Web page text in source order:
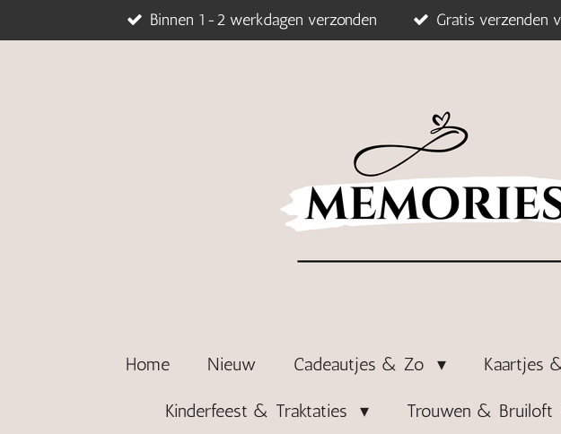
direct
Binnen 1-2 werkdagen verzonden Gratis verzenden
Home Nieuw Cadeautjes & Zo Kaartjes
Kinderfeest & Traktaties Trouwen & Bruiloft